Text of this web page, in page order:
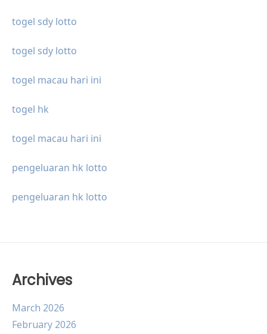
togel sdy lotto
togel sdy lotto
togel macau hari ini
togel hk
togel macau hari ini
pengeluaran hk lotto
pengeluaran hk lotto
Archives
March 2026
February 2026